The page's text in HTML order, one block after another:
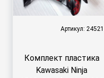
Артикул: 24521
Комплект пластика
Kawasaki Ninja